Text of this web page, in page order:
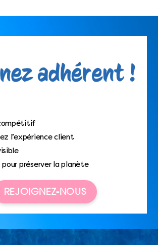
l’expérience client
pour préserver la planète
REJOIGNEZ-NOUS